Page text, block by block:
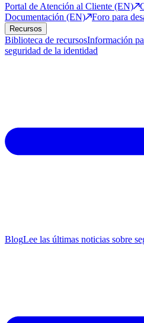
Portal de Atención al Cliente (EN)
Documentación (EN)
Foro para
Recursos
Biblioteca de recursosInformación
seguridad de la identidad
BlogLee las últimas noticias sobre